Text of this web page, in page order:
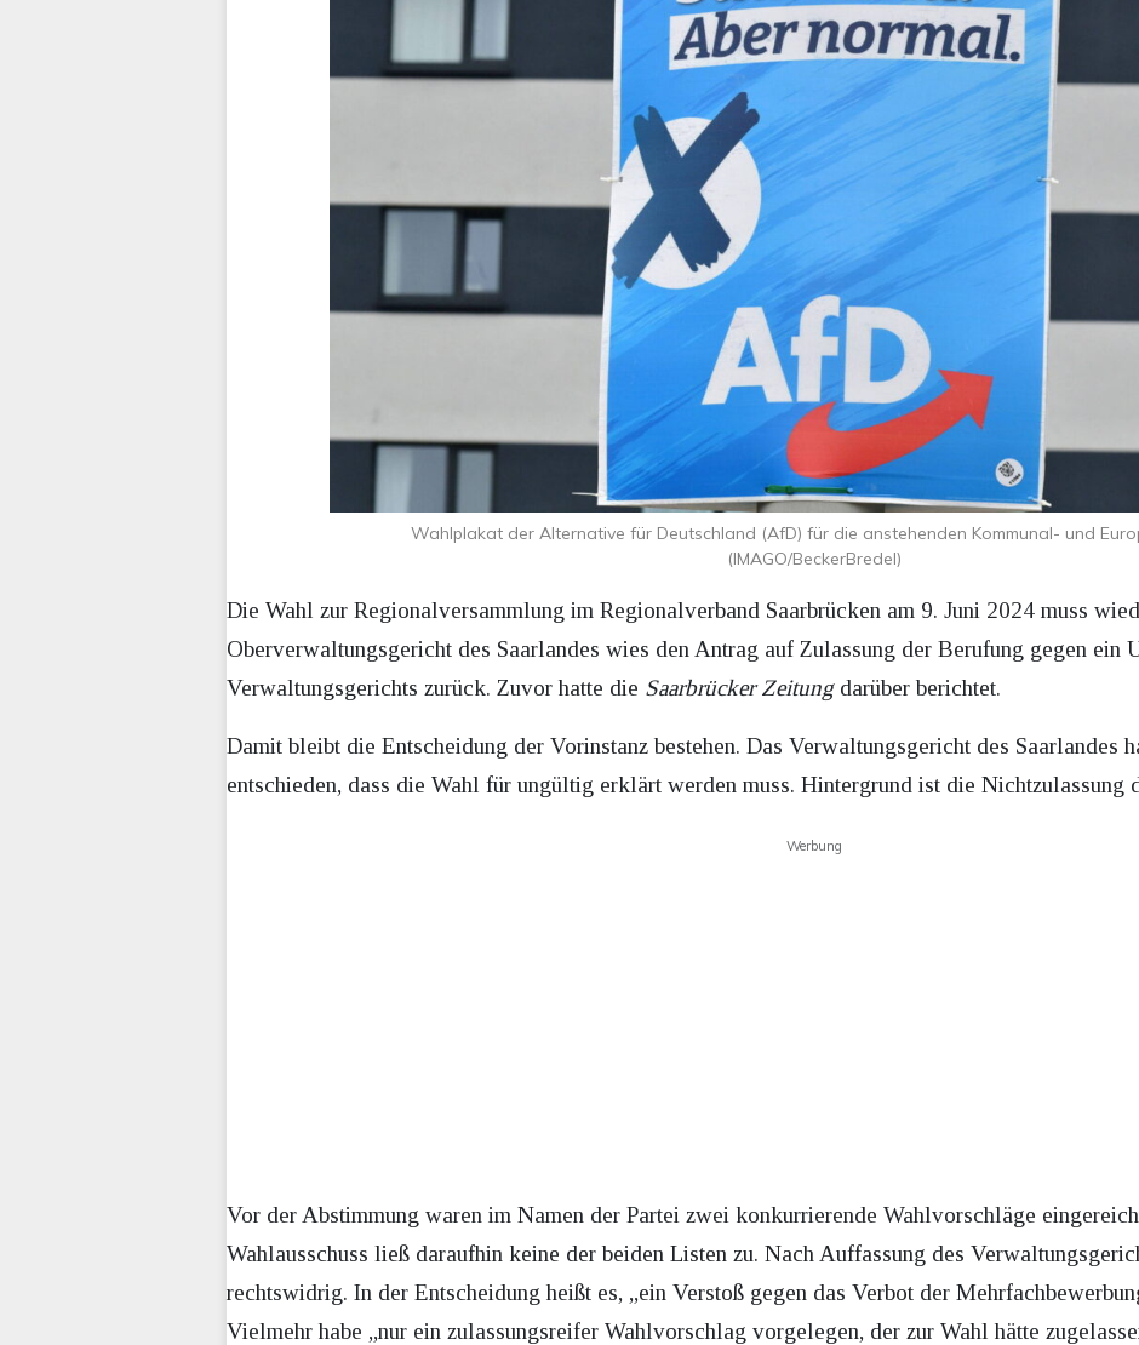
Wahlplakat der Alternative für Deutschland (AfD) für die anstehenden Kommunal- und
(IMAGO/BeckerBredel)
Die Wahl zur Regionalversammlung im Regionalverband Saarbrücken am 9. Juni 2024 muss
Oberverwaltungsgericht des Saarlandes wies den Antrag auf Zulassung der Berufung gegen ein
Verwaltungsgerichts zurück. Zuvor hatte die Saarbrücker Zeitung darüber berichtet.
Damit bleibt die Entscheidung der Vorinstanz bestehen. Das Verwaltungsgericht des Saarlandes
entschieden, dass die Wahl für ungültig erklärt werden muss. Hintergrund ist die Nichtzulassung
Werbung
Vor der Abstimmung waren im Namen der Partei zwei konkurrierende Wahlvorschläge
Wahlausschuss ließ daraufhin keine der beiden Listen zu. Nach Auffassung des
rechtswidrig. In der Entscheidung heißt es, „ein Verstoß gegen das Verbot der
Vielmehr habe „nur ein zulassungsreifer Wahlvorschlag vorgelegen, der zur Wahl hätte